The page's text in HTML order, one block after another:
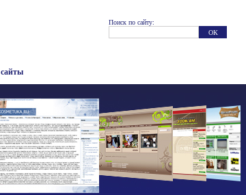
Поиск по сайту: